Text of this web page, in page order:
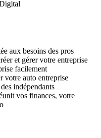
aux besoins des pros
et gérer votre entreprise
facilement
votre auto entreprise
indépendants
vos finances, votre